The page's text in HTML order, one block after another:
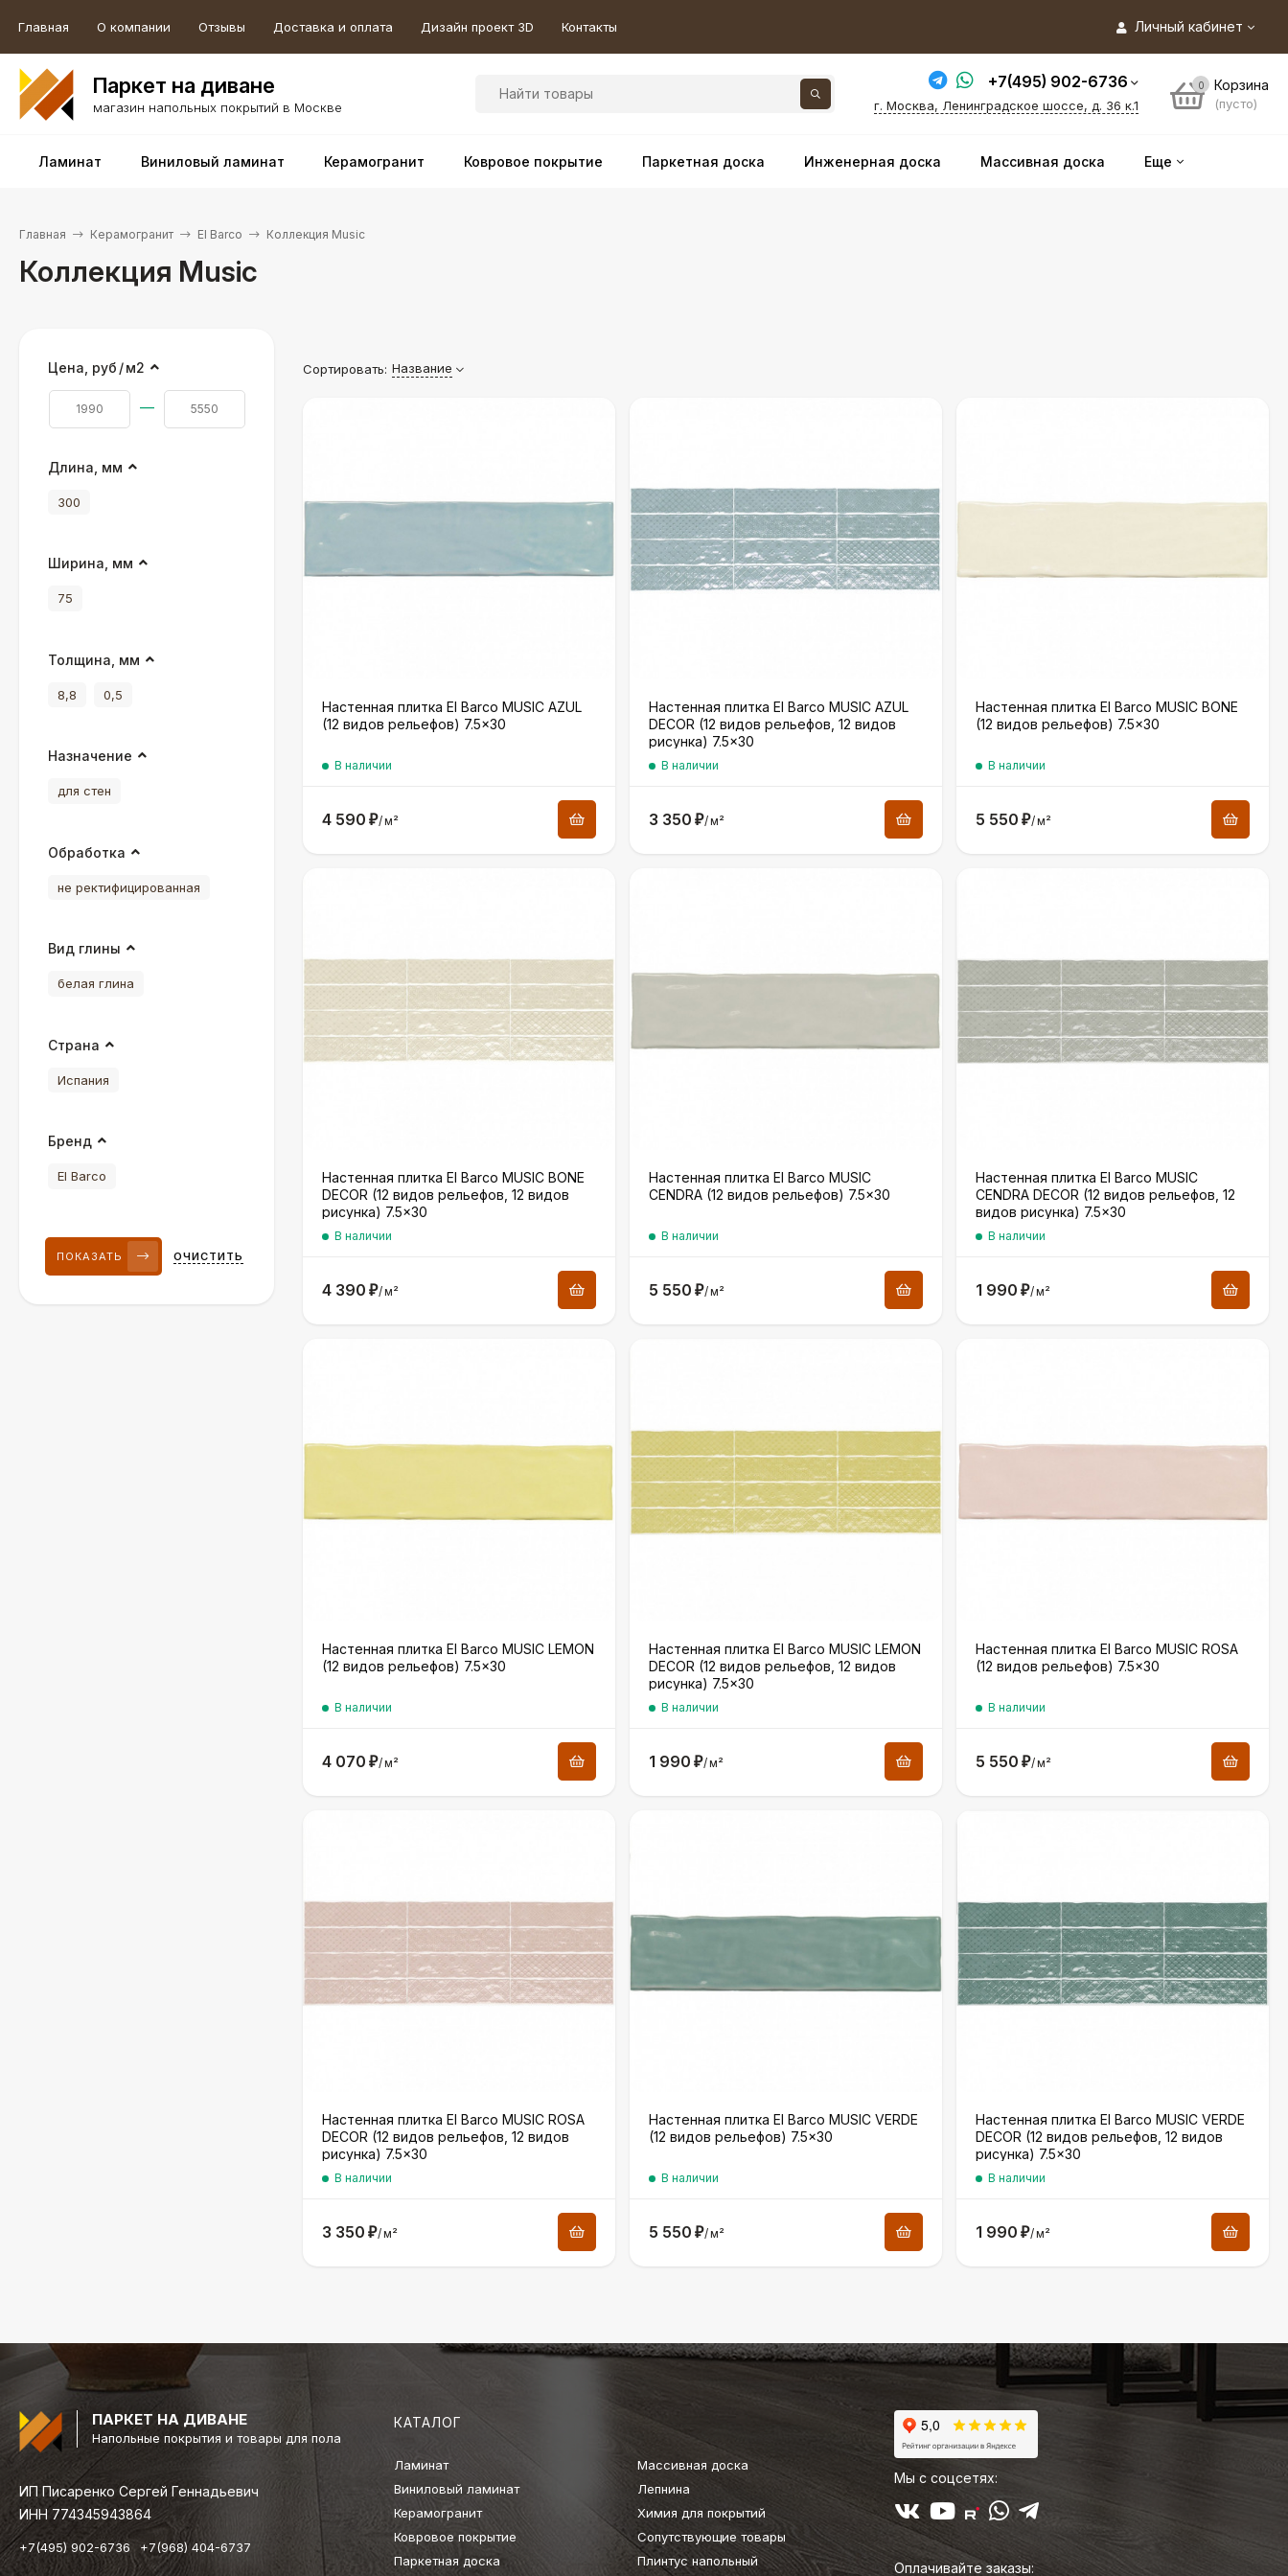
Личный кабинет
Главная О компании Отзывы Доставка и оплата Дизайн проект 3D Контакты
Паркет на диване
магазин напольных покрытий в Москве
+7(495) 902-6736
г. Москва, Ленинградское шоссе, д. 36 к.1
0 Корзина
(пусто)
Ламинат Виниловый ламинат Керамогранит Ковровое покрытие Паркетная доска Инженерная доска Массивная доска Еще
Главная Керамогранит El Barco Коллекция Music
Коллекция Music
Сортировать: Название
Настенная плитка El Barco MUSIC AZUL
(12 видов рельефов) 7.5×30
В наличии
4 590 ₽/м²
Настенная плитка El Barco MUSIC AZUL
DECOR (12 видов рельефов, 12 видов
рисунка) 7.5×30
В наличии
3 350 ₽/м²
Настенная плитка El Barco MUSIC BONE
(12 видов рельефов) 7.5×30
В наличии
5 550 ₽/м²
Настенная плитка El Barco MUSIC BONE
DECOR (12 видов рельефов, 12 видов
рисунка) 7.5×30
В наличии
4 390 ₽/м²
Настенная плитка El Barco MUSIC
CENDRA (12 видов рельефов) 7.5×30
В наличии
5 550 ₽/м²
Настенная плитка El Barco MUSIC
CENDRA DECOR (12 видов рельефов, 12
видов рисунка) 7.5×30
В наличии
1 990 ₽/м²
Настенная плитка El Barco MUSIC LEMON
(12 видов рельефов) 7.5×30
В наличии
4 070 ₽/м²
Настенная плитка El Barco MUSIC LEMON
DECOR (12 видов рельефов, 12 видов
рисунка) 7.5×30
В наличии
1 990 ₽/м²
Настенная плитка El Barco MUSIC ROSA
(12 видов рельефов) 7.5×30
В наличии
5 550 ₽/м²
Настенная плитка El Barco MUSIC ROSA
DECOR (12 видов рельефов, 12 видов
рисунка) 7.5×30
В наличии
3 350 ₽/м²
Настенная плитка El Barco MUSIC VERDE
(12 видов рельефов) 7.5×30
В наличии
5 550 ₽/м²
Настенная плитка El Barco MUSIC VERDE
DECOR (12 видов рельефов, 12 видов
рисунка) 7.5×30
В наличии
1 990 ₽/м²
Цена, руб /м2
—
Длина, мм
300
Ширина, мм
75
Толщина, мм
8,8 0,5
Назначение
для стен
Обработка
не ректифицированная
Вид глины
белая глина
Страна
Испания
Бренд
El Barco
ПОКАЗАТЬ ОЧИСТИТЬ
ПАРКЕТ НА ДИВАНЕ
Напольные покрытия и товары для пола
ИП Писаренко Сергей Геннадьевич
ИНН 774345943864
+7(495) 902-6736 +7(968) 404-6737
КАТАЛОГ
Ламинат
Виниловый ламинат
Керамогранит
Ковровое покрытие
Паркетная доска
Массивная доска
Лепнина
Химия для покрытий
Сопутствующие товары
Плинтус напольный
Мы с соцсетях:
Оплачивайте заказы: